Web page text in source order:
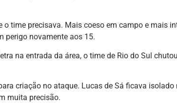
o time precisava. Mais coeso em campo e mais
perigo novamente aos 15.
na entrada da área, o time de Rio do Sul
criação no ataque. Lucas de Sá ficava isolado
muita precisão.